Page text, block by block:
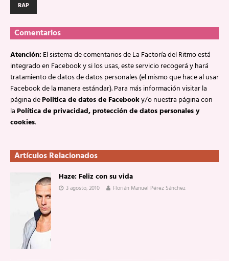
RAP
Comentarios
Atención:El sistema de comentarios de La Factoría del Ritmo está
integrado en Facebook y si los usas, este servicio recogerá y hará
tratamiento de datos de datos personales (el mismo que hace al usar
Facebook de la manera estándar). Para más información visitar la
página dePolitica de datos de Facebooky/o nuestra página con
laPolítica de privacidad, protección de datos personales y
cookies.
Artículos Relacionados
Haze: Feliz con su vida
3 agosto, 2010 Florián Manuel Pérez Sánchez